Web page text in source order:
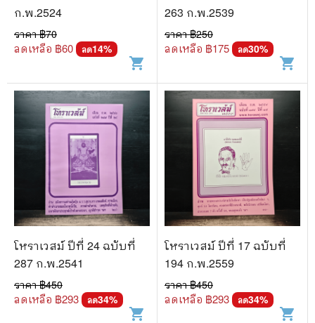
ก.พ.2524
ราคา ฿70
ลดเหลือ ฿60 ลด14%
shopping_cart
263 ก.พ.2539
ราคา ฿250
ลดเหลือ ฿175 ลด30%
shopping_cart
โหราเวสม์ ปีที่ 24 ฉบับที่
287 ก.พ.2541
ราคา ฿450
ลดเหลือ ฿293 ลด34%
shopping_cart
โหราเวสม์ ปีที่ 17 ฉบับที่
194 ก.พ.2559
ราคา ฿450
ลดเหลือ ฿293 ลด34%
shopping_cart